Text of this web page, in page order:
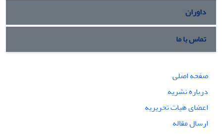
داوران
تماس با ما
صفحه اصلی
درباره نشریه
اعضای هیات تحریریه
ارسال مقاله